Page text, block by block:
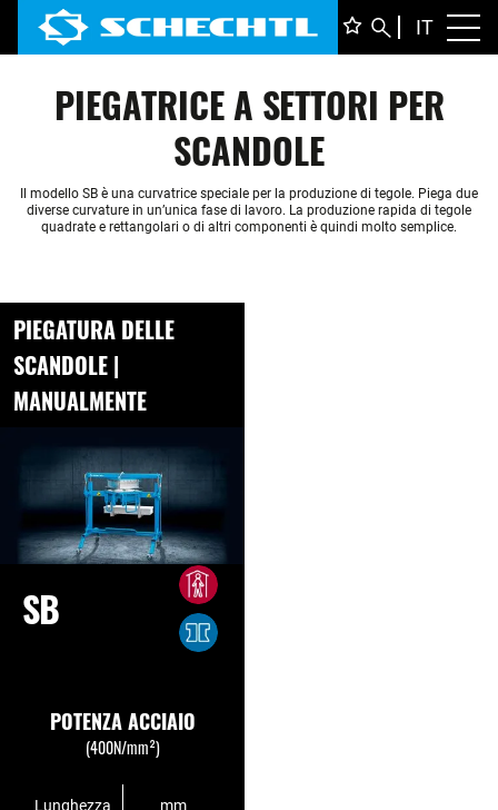
IT
PIEGATRICE A SETTORI PER
SCANDOLE
Il modello SB è una curvatrice speciale per la produzione di tegole. Piega due
diverse curvature in un’unica fase di lavoro. La produzione rapida di tegole
quadrate e rettangolari o di altri componenti è quindi molto semplice.
PIEGATURA DELLE
SCANDOLE |
MANUALMENTE
SB
POTENZA ACCIAIO
(400N/mm²)
Lunghezza
mm